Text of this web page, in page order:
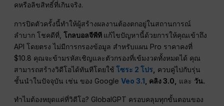
คหรือลิขสิทธิ์ที่เกินจริง.
การปิดตัวครั้งนี้ทำให้ผู้สร้างผลงานต้องตกอยู่ในสถานการณ์
ลำบาก โชคดีที่,โกลบอลจีพีที แก้ไขปัญหานี้ด้วยการให้คุณเข้าถึง
API โดยตรง ไม่มีการกรองข้อมูล สำหรับแผน Pro ราคาคงที่
$10.8 คุณจะข้ามรหัสเชิญและตัวกรองที่เข้มงวดทั้งหมดได้ คุณ
สามารถสร้างวิดีโอได้ทันทีโดยใช้ โซระ 2 โปร ควบคู่ไปกับรุ่น
ชั้นนำในปัจจุบัน เช่น ของ GoogleVeo 3.1 , คลิง 3.0, และ วัน.
ทำไมต้องหยุดแค่ที่วิดีโอ? GlobalGPT ครอบคลุมทุกขั้นตอนของ